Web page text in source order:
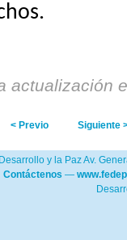
actualización
< Previo Siguiente
y la Paz Av.
Contáctenos —